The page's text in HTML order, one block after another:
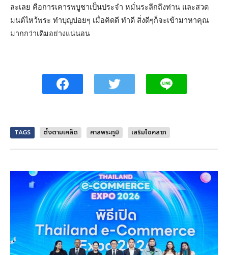
ละเลย คือการเคารพบูชาเป็นประจำ หมั่นระลึกถึงท่าน และสวด
มนต์ไหว้พระ ทำบุญบ่อยๆ เมื่อคิดดี ทำดี สิ่งดีๆก็จะเข้ามาหาคุณ
มากกว่าเดิมอย่างแน่นอน
TAGS ตั้งตามเคล็ด ศาลพระภูมิ เสริมโชคลาภ